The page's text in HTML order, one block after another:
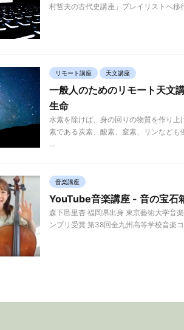
村哲夫の古代史講座」プレイリストへ
リモート講座 天文講座
一般人のためのリモート天
生命
水素を除けば、身の回りの物質を作り
素である炭素、酸素、窒素、リンなど
...
音楽講座
YouTube音楽講座 - 音の宝石
森下邑里杏 福岡県出身 東京藝術大学音
ンプリ受賞 第38回全九州高等学校音楽